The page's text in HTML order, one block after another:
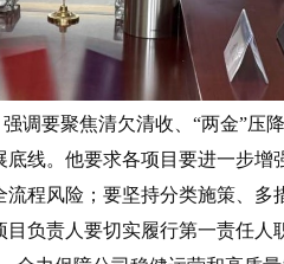
要聚焦清欠清收、“两金”压
线。他要求各项目要进一步增
程风险；要坚持分类施策、多
负责人要切实履行第一责任人